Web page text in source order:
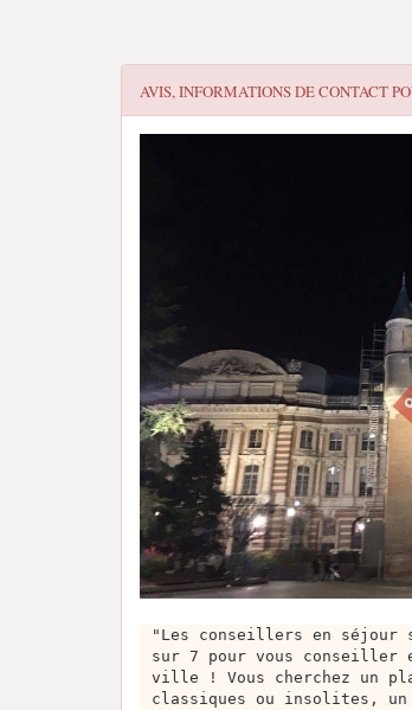
AVIS, INFORMATIONS DE CONTACT
"Les conseillers en
sur 7 pour vous
ville ! Vous cherchez un
classiques ou insolites, un